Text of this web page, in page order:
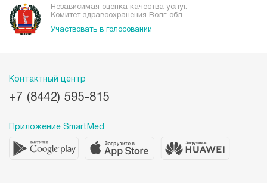
Независимая оценка качества услуг.
Комитет здравоохранения Волг. обл.
Участвовать в голосовании
Контактный центр
+7 (8442) 595-815
Приложение SmartMed